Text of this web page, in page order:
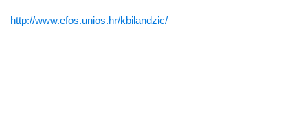
http://www.efos.unios.hr/kbilandzic/